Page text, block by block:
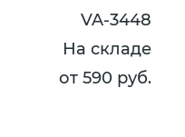
VA-3448
На складе
от 590 руб.